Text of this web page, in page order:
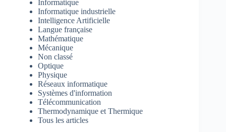
Informatique
Informatique industrielle
Intelligence Artificielle
Langue française
Mathématique
Mécanique
Non classé
Optique
Physique
Réseaux informatique
Systèmes d'information
Télécommunication
Thermodynamique et Thermique
Tous les articles